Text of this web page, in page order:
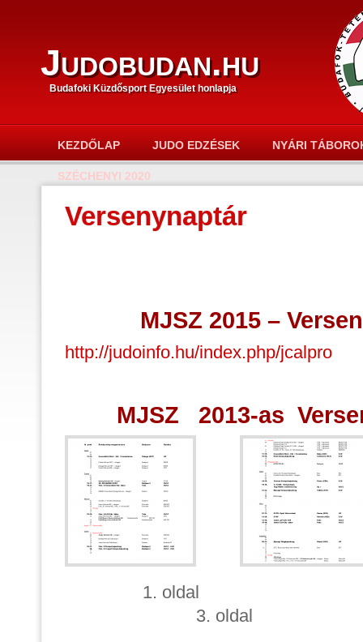
Judobudan.hu
Budafoki Küzdősport Egyesület honlapja
KEZDŐLAP JUDO EDZÉSEK NYÁRI
SZÉCHENYI 2020
Versenynaptár
MJSZ 2015 –
http://judoinfo.hu/index.php/jcalpro
MJSZ 2013-as
1. oldal
3. oldal